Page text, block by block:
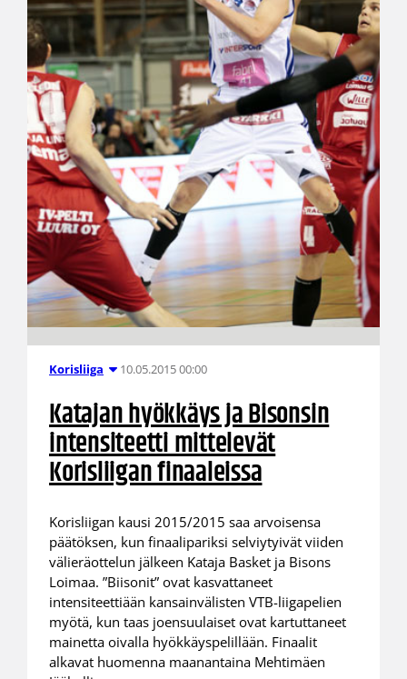
Korisliiga 10.05.2015 00:00
Katajan hyökkäys ja Bisonsin
intensiteetti mittelevät
Korisliigan finaaleissa
Korisliigan kausi 2015/2015 saa arvoisensa
päätöksen, kun finaalipariksi selviytyivät viiden
välieräottelun jälkeen Kataja Basket ja Bisons
Loimaa. ”Biisonit” ovat kasvattaneet
intensiteettiään kansainvälisten VTB-liigapelien
myötä, kun taas joensuulaiset ovat kartuttaneet
mainetta oivalla hyökkäyspelillään. Finaalit
alkavat huomenna maanantaina Mehtimäen